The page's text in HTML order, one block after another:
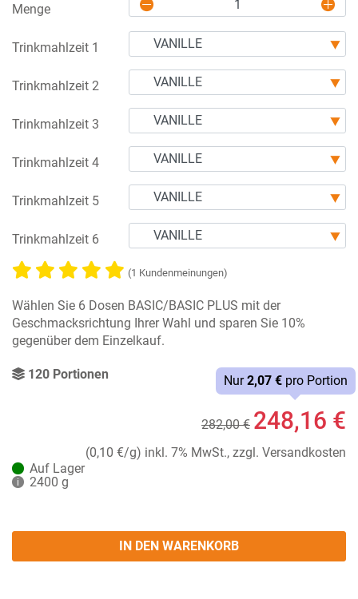
Menge
Trinkmahlzeit 1
Trinkmahlzeit 2
Trinkmahlzeit 3
Trinkmahlzeit 4
Trinkmahlzeit 5
Trinkmahlzeit 6
(1 Kundenmeinungen)
Wählen Sie 6 Dosen BASIC/BASIC PLUS mit der
Geschmacksrichtung Ihrer Wahl und sparen Sie 10%
gegenüber dem Einzelkauf.
120 Portionen Nur2,07 € pro Portion
282,00 € 248,16 €
(0,10 €/g) inkl. 7% MwSt., zzgl. Versandkosten
Auf Lager
i 2400 g
IN DEN WARENKORB